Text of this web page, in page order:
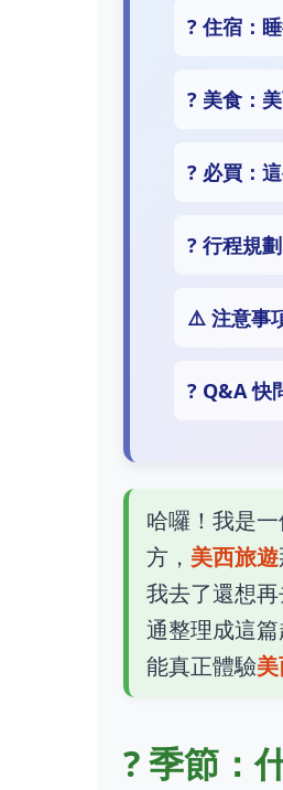
? 住宿：
? 美食：
?️ 必買：
? 行程規
⚠️ 注意事
? Q&A 快
哈囉！我是
方， 美西旅遊
我去了還想
通整理成這
能真正體驗
?️ 季節：